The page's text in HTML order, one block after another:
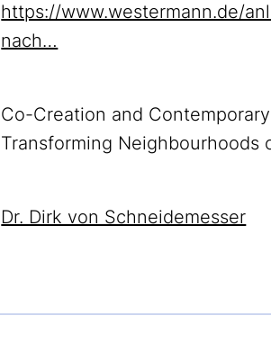
https://www.westermann.de/
nach…
Co-Creation and
Transforming Neighbourhoods
Dr. Dirk von Schneidemesser